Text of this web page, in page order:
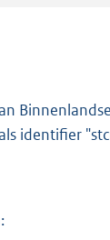
n
d
identifier